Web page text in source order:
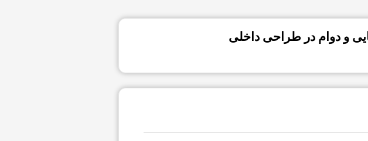
و دوام در طراحی داخلی